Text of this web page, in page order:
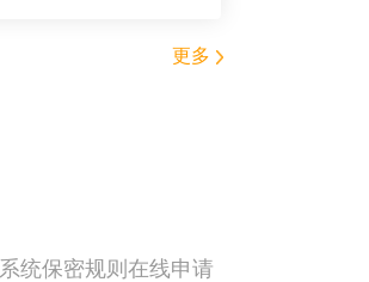
更多
统保密规则在线申请